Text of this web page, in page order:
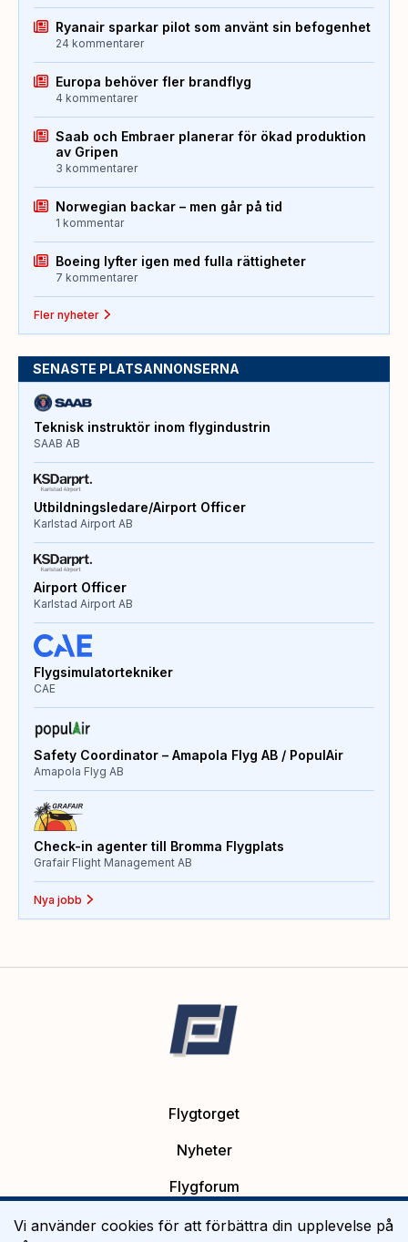
Ryanair sparkar pilot som använt sin befogenhet
24 kommentarer
Europa behöver fler brandflyg
4 kommentarer
Saab och Embraer planerar för ökad produktion
av Gripen
3 kommentarer
Norwegian backar – men går på tid
1 kommentar
Boeing lyfter igen med fulla rättigheter
7 kommentarer
Fler nyheter
SENASTE PLATSANNONSERNA
Teknisk instruktör inom flygindustrin
SAAB AB
Utbildningsledare/Airport Officer
Karlstad Airport AB
Airport Officer
Karlstad Airport AB
Flygsimulatortekniker
CAE
Safety Coordinator – Amapola Flyg AB / PopulAir
Amapola Flyg AB
Check-in agenter till Bromma Flygplats
Grafair Flight Management AB
Nya jobb
Flygtorget
Nyheter
Flygforum
Platsannonser
Vi använder cookies för att förbättra din upplevelse på